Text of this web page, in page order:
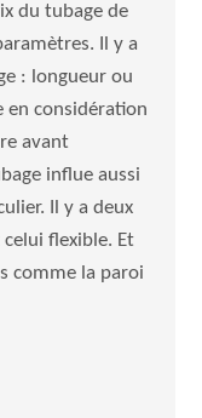
du tubage de
Il y a
: longueur ou
considération
avant
influe aussi
Il y a deux
flexible. Et
comme la paroi